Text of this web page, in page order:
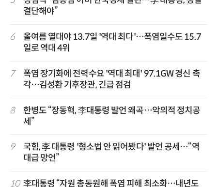
결단해야”
6
올여름 열대야 13.7일 '역대 최다'…폭염일수도 15.7
일로 역대 4위
7
폭염 장기화에 전력수요 '역대 최대' 97.1GW 경신 촉
각…김성환 기후장관, 긴급 점검
8
한병도 “장동혁, 李대통령 발언 왜곡…악의적 정치공
세”
9
국힘, 李 대통령 '형소법 안 읽어봤다' 발언 공세…“역
대급 망언”
10 李대통령 “자원 총동원해 폭염 피해 최소화…내년도